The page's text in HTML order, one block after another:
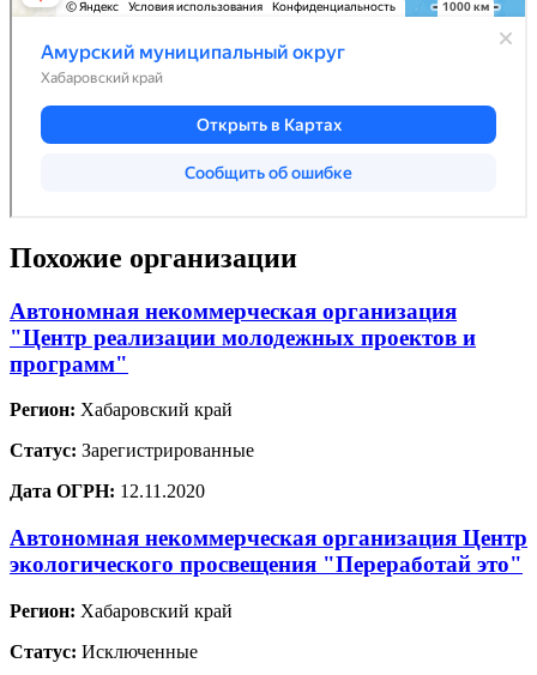
Похожие организации
Автономная некоммерческая организация
"Центр реализации молодежных проектов и
программ"
Регион: Хабаровский край
Статус: Зарегистрированные
Дата ОГРН: 12.11.2020
Автономная некоммерческая организация Центр
экологического просвещения "Переработай это"
Регион: Хабаровский край
Статус: Исключенные